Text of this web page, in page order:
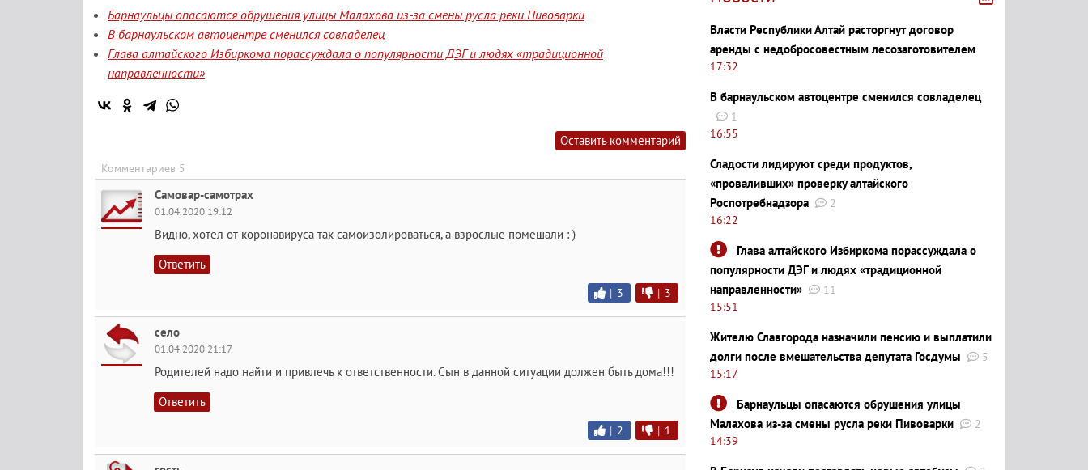
Барнаульцы опасаются обрушения улицы Малахова из-за смены русла реки Пивоварки
В барнаульском автоцентре сменился совладелец
Глава алтайского Избиркома порассуждала о популярности ДЭГ и людях «традиционной
направленности»
Оставить комментарий
Комментариев 5
Самовар-самотрах
01.04.2020 19:12
Видно, хотел от коронавируса так самоизолироваться, а взрослые помешали :-)
Ответить
| 3 | 3
село
01.04.2020 21:17
Родителей надо найти и привлечь к ответственности. Сын в данной ситуации должен быть дома!!!
Ответить
| 2 | 1
Власти Республики Алтай расторгнут договор
аренды с недобросовестным лесозаготовителем
17:32
В барнаульском автоцентре сменился совладелец
1
16:55
Сладости лидируют среди продуктов,
«проваливших» проверку алтайского
Роспотребнадзора
2
16:22
Глава алтайского Избиркома порассуждала о
популярности ДЭГ и людях «традиционной
направленности»
11
15:51
Жителю Славгорода назначили пенсию и выплатили
долги после вмешательства депутата Госдумы
5
15:17
Барнаульцы опасаются обрушения улицы
Малахова из-за смены русла реки Пивоварки
2
14:39